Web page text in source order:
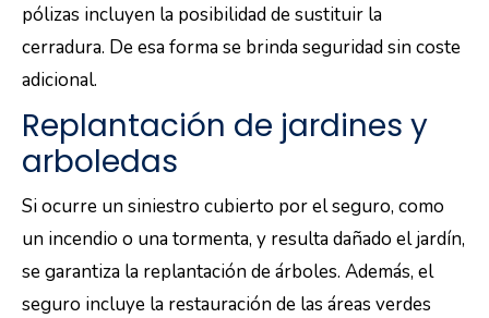
pólizas incluyen la posibilidad de sustituir la
cerradura. De esa forma se brinda seguridad sin coste
adicional.
Replantación de jardines y
arboledas
Si ocurre un siniestro cubierto por el seguro, como
un incendio o una tormenta, y resulta dañado el jardín,
se garantiza la replantación de árboles. Además, el
seguro incluye la restauración de las áreas verdes